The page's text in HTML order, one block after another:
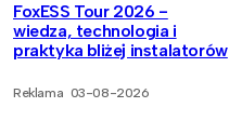
FoxESS Tour 2026 -
wiedza, technologia i
praktyka bliżej instalatorów
Reklama 03-08-2026